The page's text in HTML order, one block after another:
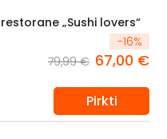
„Sushi lovers“
-16%
79,99 € 67,00 €
Pirkti